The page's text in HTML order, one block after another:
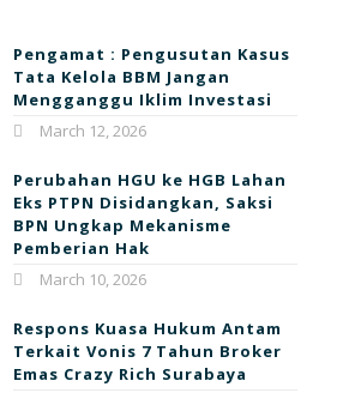
Pengamat : Pengusutan Kasus
Tata Kelola BBM Jangan
Mengganggu Iklim Investasi
March 12, 2026
Perubahan HGU ke HGB Lahan
Eks PTPN Disidangkan, Saksi
BPN Ungkap Mekanisme
Pemberian Hak
March 10, 2026
Respons Kuasa Hukum Antam
Terkait Vonis 7 Tahun Broker
Emas Crazy Rich Surabaya